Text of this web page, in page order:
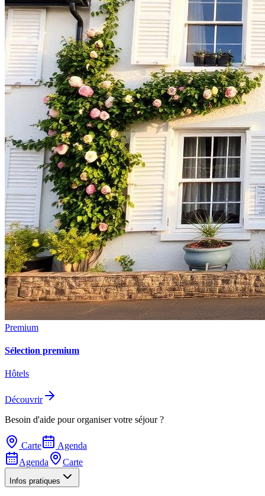
Premium
Sélection premium
Hôtels
Découvrir
Besoin d'aide pour organiser votre séjour ?
Carte
Agenda
Agenda
Carte
Infos pratiques